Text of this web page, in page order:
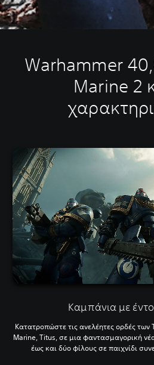
Warhammer
Marine 2
Καμπάνια με
Κατατροπώστε τις ανελέητες ορδές των
Marine, Titus, σε μια φαντασμαγορική
έως και δύο φίλους σε παιχνίδι